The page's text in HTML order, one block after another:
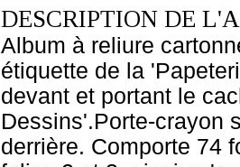
DESCRIPTION DE
Album à reliure
étiquette de la
devant et portant le
Dessins'.Porte-crayon
derrière. Comporte 74